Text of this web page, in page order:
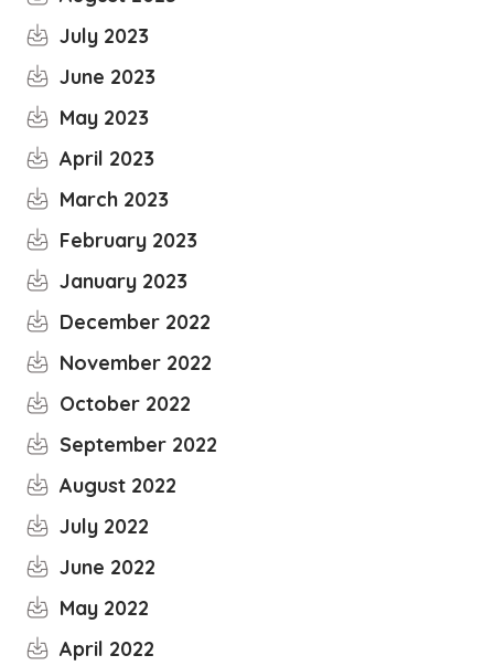
July 2023
June 2023
May 2023
April 2023
March 2023
February 2023
January 2023
December 2022
November 2022
October 2022
September 2022
August 2022
July 2022
June 2022
May 2022
April 2022